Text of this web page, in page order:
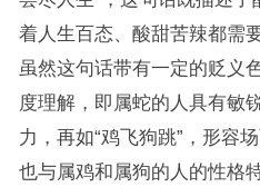
着人生百态、酸甜苦辣都需
虽然这句话带有一定的贬义
度理解，即属蛇的人具有敏
力，再如“鸡飞狗跳”，形容
也与属鸡和属狗的人的性格